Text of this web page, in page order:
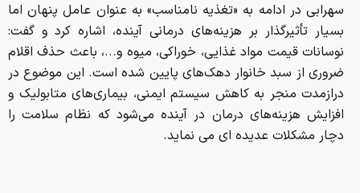
سهرابی در ادامه به «تغذیه نامناسب» به عنوان عامل پنهان اما
بسیار تأثیرگذار بر هزینه‌های درمانی آینده، اشاره کرد و گفت:
نوسانات قیمت مواد غذایی، خوراکی، میوه و...، باعث حذف اقلام
ضروری از سبد خانوار دهک‌های پایین شده است. این موضوع در
درازمدت منجر به کاهش سیستم ایمنی، بیماری‌های متابولیک و
افزایش هزینه‌های درمان در آینده می‌شود که نظام سلامت را
دچار مشکلات عدیده ای می نماید.